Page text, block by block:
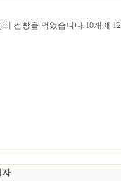
에 건빵을 먹었습니다.10개에
자